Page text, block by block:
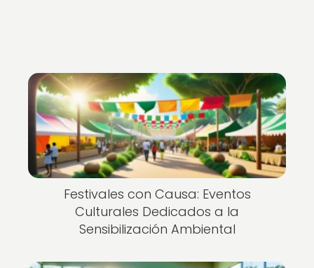
Festivales con Causa: Eventos
Culturales Dedicados a la
Sensibilización Ambiental